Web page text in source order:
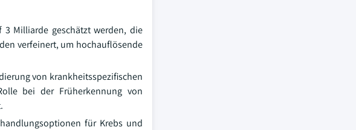
3 Milliarde geschätzt werden, die
verfeinert, um hochauflösende
von krankheitsspezifischen
bei der Früherkennung von
für Krebs und